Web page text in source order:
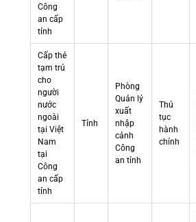
Công
an cấp
tỉnh
Cấp thẻ
tạm trú
cho
người
nước
ngoài
tại Việt
Nam
tại
Công
an cấp
tỉnh
Tỉnh
Phòng
Quản lý
xuất
nhập
cảnh
Công
an tỉnh
Thủ
tục
hành
chính